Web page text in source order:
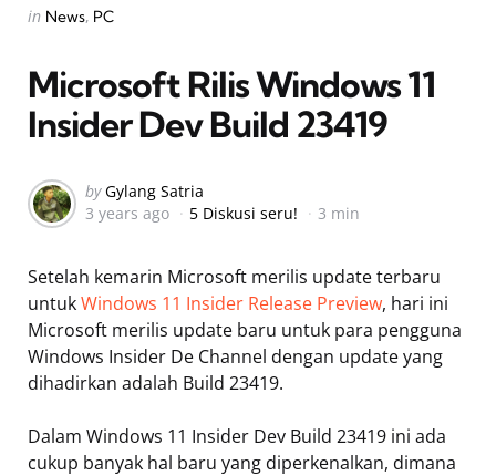
Categories
Posted
in News PC
Microsoft Rilis Windows 11
Insider Dev Build 23419
Posted
by
by Gylang Satria
3 years ago
5 Diskusi seru! 3 min
Setelah kemarin Microsoft merilis update terbaru
untukWindows 11 Insider Release Preview, hari ini
Microsoft merilis update baru untuk para pengguna
Windows Insider De Channel dengan update yang
dihadirkan adalah Build 23419.
Dalam Windows 11 Insider Dev Build 23419 ini ada
cukup banyak hal baru yang diperkenalkan, dimana